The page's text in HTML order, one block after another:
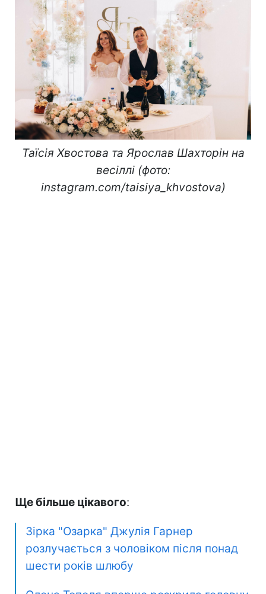
Таїсія Хвостова та Ярослав Шахторін на
весіллі (фото:
instagram.com/taisiya_khvostova)
Ще більше цікавого:
Зірка "Озарка" Джулія Гарнер
розлучається з чоловіком після понад
шести років шлюбу